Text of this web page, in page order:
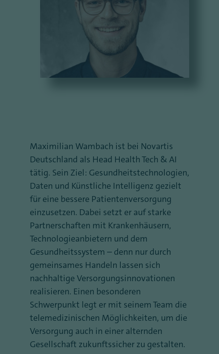
Maximilian Wambach ist bei Novartis
Deutschland als Head Health Tech & AI
tätig. Sein Ziel: Gesundheitstechnologien,
Daten und Künstliche Intelligenz gezielt
für eine bessere Patientenversorgung
einzusetzen. Dabei setzt er auf starke
Partnerschaften mit Krankenhäusern,
Technologieanbietern und dem
Gesundheitssystem – denn nur durch
gemeinsames Handeln lassen sich
nachhaltige Versorgungsinnovationen
realisieren. Einen besonderen
Schwerpunkt legt er mit seinem Team die
telemedizinischen Möglichkeiten, um die
Versorgung auch in einer alternden
Gesellschaft zukunftssicher zu gestalten.